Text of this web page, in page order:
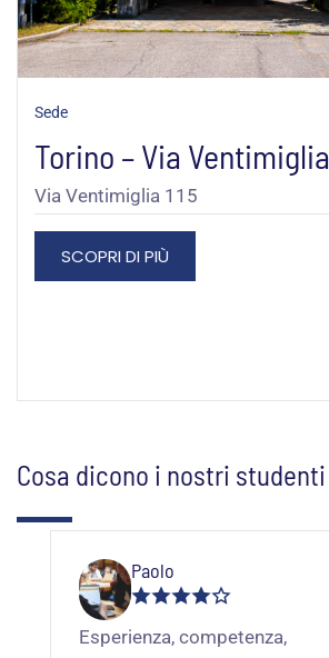
Sede
Torino – Via Ventimiglia
Via Ventimiglia 115
SCOPRI DI PIÙ
Cosa dicono i nostri studenti
Paolo
Esperienza, competenza,